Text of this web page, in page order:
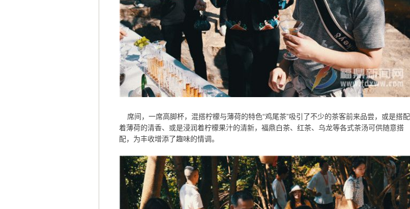
席间，一席高脚杯，混搭柠檬与薄荷的特色“鸡尾茶”吸引了不少的茶客前来品尝，或是搭配
着薄荷的清香、或是浸润着柠檬果汁的清新，福鼎白茶、红茶、乌龙等各式茶汤可供随意搭
配，为丰收增添了趣味的情调。